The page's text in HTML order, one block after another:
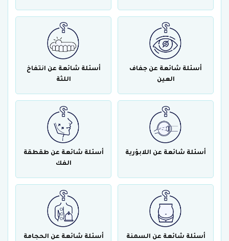
أسئلة شائعة عن جفاف
العين
أسئلة شائعة عن انتفاخ
اللثة
أسئلة شائعة عن اللابؤرية
أسئلة شائعة عن طقطقة
الفك
أسئلة شائعة عن السمنة
أسئلة شائعة عن الحجامة